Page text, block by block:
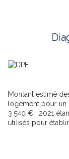
Les
ce bien est
site
https://
Les informations
sont disponibles
Montant estimé
logement pour un
3 540 € . 2021
utilisés pour